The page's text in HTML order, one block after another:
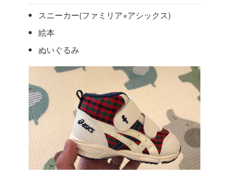
スニーカー(ファミリア×アシックス)
絵本
ぬいぐるみ